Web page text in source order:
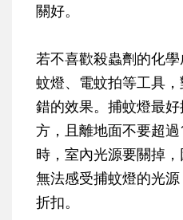
關好。
若不喜歡殺蟲劑的化
蚊燈、電蚊拍等工具
錯的效果。捕蚊燈最
方，且離地面不要超
時，室內光源要關掉
無法感受捕蚊燈的光
折扣。